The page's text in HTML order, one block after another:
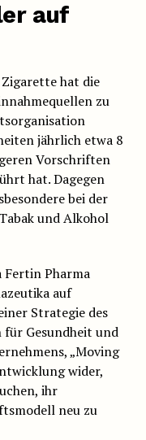
auf
hat die
zu
jährlich etwa 8
Vorschriften
hat. Dagegen
bei der
und Alkohol
Pharma
auf
Strategie des
für Gesundheit und
„Moving
wider,
ihr
neu zu